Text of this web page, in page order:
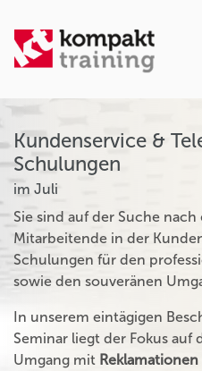
Kundenservice &
Schulungen
im Juli
Sie sind auf der Suche
Mitarbeitende in der
Schulungen für den
sowie den souveränen
In unserem eintägigen
Seminar liegt der Fokus auf
Umgang mit